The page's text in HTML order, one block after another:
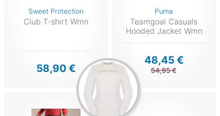
Sweet Protection
Club T-shirt Wmn
58,90 €
Puma
Teamgoal Casuals
Hooded Jacket Wmn
48,45 €
54,95 €